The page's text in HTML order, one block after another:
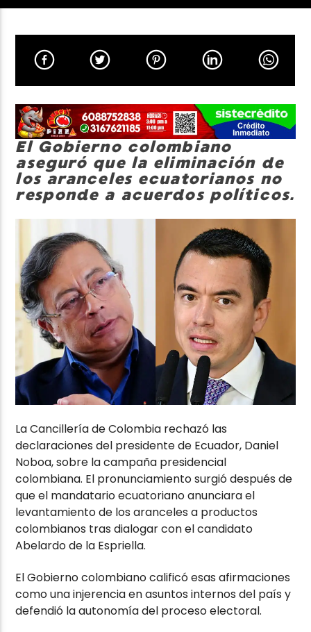
Neiva Estereo
El Gobierno colombiano
aseguró que la eliminación de
los aranceles ecuatorianos no
responde a acuerdos políticos.
La Cancillería de Colombia rechazó las
declaraciones del presidente de Ecuador, Daniel
Noboa, sobre la campaña presidencial
colombiana. El pronunciamiento surgió después de
que el mandatario ecuatoriano anunciara el
levantamiento de los aranceles a productos
colombianos tras dialogar con el candidato
Abelardo de la Espriella.
El Gobierno colombiano calificó esas afirmaciones
como una injerencia en asuntos internos del país y
defendió la autonomía del proceso electoral.